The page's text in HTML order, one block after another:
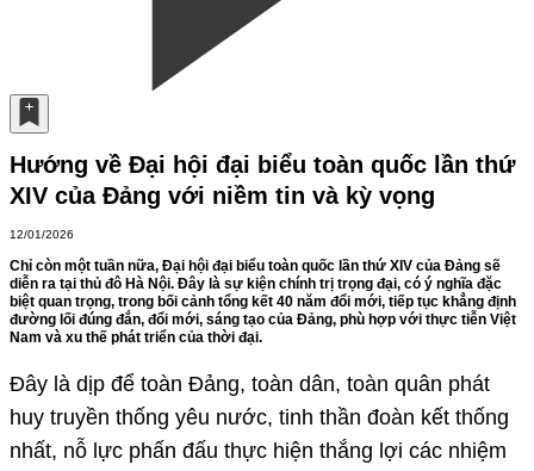
Hướng về Đại hội đại biểu toàn quốc lần thứ
XIV của Đảng với niềm tin và kỳ vọng
12/01/2026
Chỉ còn một tuần nữa, Đại hội đại biểu toàn quốc lần thứ XIV của Đảng sẽ
diễn ra tại thủ đô Hà Nội. Đây là sự kiện chính trị trọng đại, có ý nghĩa đặc
biệt quan trọng, trong bối cảnh tổng kết 40 năm đổi mới, tiếp tục khẳng định
đường lối đúng đắn, đổi mới, sáng tạo của Đảng, phù hợp với thực tiễn Việt
Nam và xu thế phát triển của thời đại.
Đây là dịp để toàn Đảng, toàn dân, toàn quân phát
huy truyền thống yêu nước, tinh thần đoàn kết thống
nhất, nỗ lực phấn đấu thực hiện thắng lợi các nhiệm